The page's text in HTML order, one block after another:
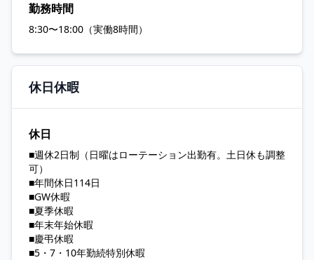
勤務時間
8:30〜18:00（実働8時間）
休日休暇
休日
■週休2日制（日曜はローテーション出勤有。土日休も調整
可）
■年間休日114日
■GW休暇
■夏季休暇
■年末年始休暇
■慶弔休暇
■5・7・10年勤続特別休暇